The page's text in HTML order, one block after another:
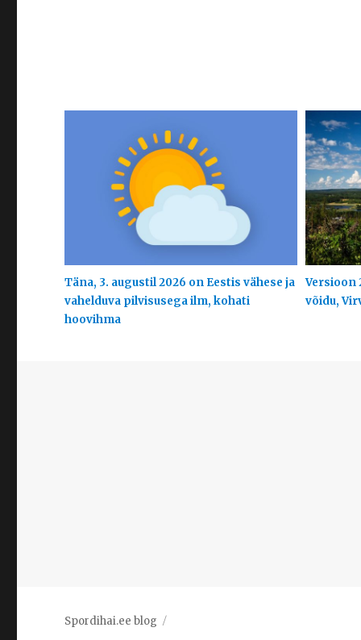
Täna, 3. augustil 2026 on Eestis vähese ja
vahelduva pilvisusega ilm, kohati
hoovihma
Versioon
võidu,
Spordihai.ee blog